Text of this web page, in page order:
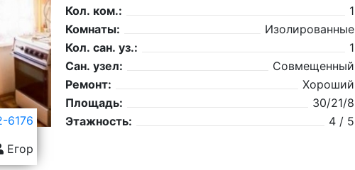
6176
Егор
Кол. ком.:
1
Комнаты:
Изолированные
Кол. сан. уз.:
1
Сан. узел:
Совмещенный
Ремонт:
Хороший
Площадь:
30/21/8
Этажность:
4 / 5